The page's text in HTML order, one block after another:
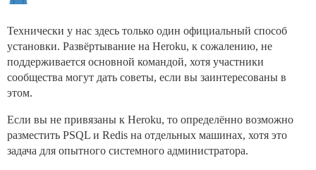
Технически у нас здесь только один официальный способ
установки. Развёртывание на Heroku, к сожалению, не
поддерживается основной командой, хотя участники
сообщества могут дать советы, если вы заинтересованы в
этом.
Если вы не привязаны к Heroku, то определённо возможно
разместить PSQL и Redis на отдельных машинах, хотя это
задача для опытного системного администратора.